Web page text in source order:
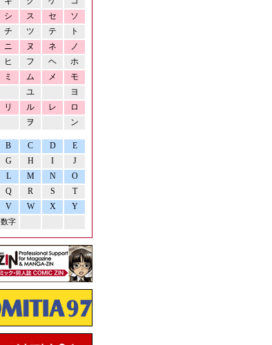
シ ス セ
ソ
チ ツ テ
ト
ニ ヌ ネ
ノ
ヒ フ ヘ
ホ
ミ ム メ
モ
ユ
ヨ
リ ル レ
ロ
ヲ ン
B C D
E
G H I
J
L M N
O
Q R S
T
V W X
Y
数字